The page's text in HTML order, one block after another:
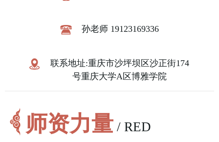
孙老师 19123169336
联系地址:重庆市沙坪坝区沙正街174
号重庆大学A区博雅学院
师资力量 / RED